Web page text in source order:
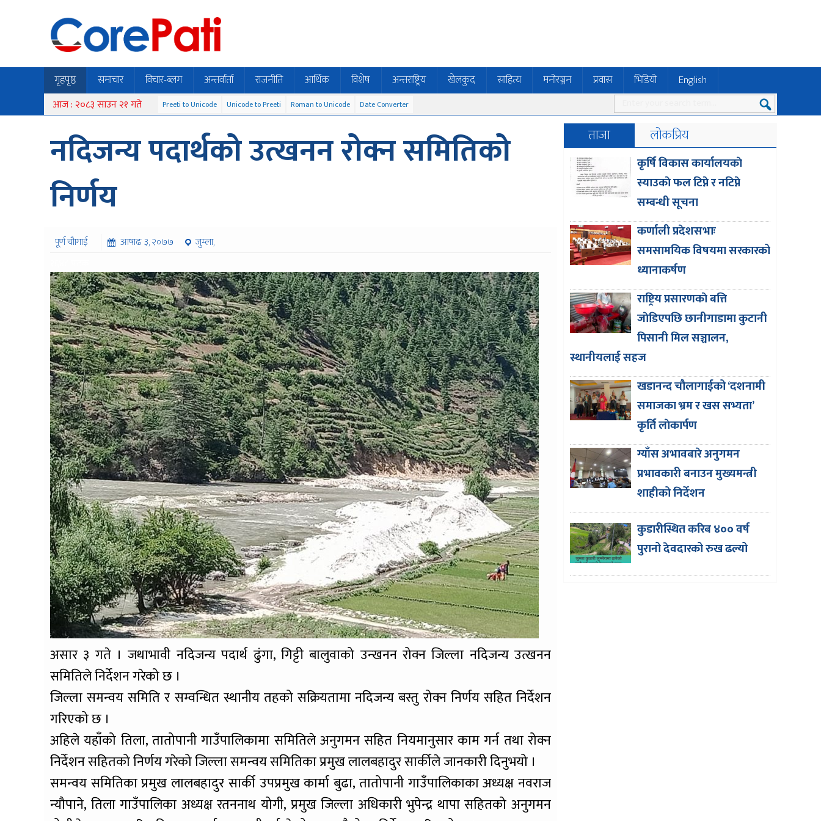
गृहपृष्ठ समाचार विचार-ब्लग अन्तर्वार्ता राजनीति आर्थिक विशेष अन्तराष्ट्रिय खेलकुद साहित्य मनोरञ्जन प्रवास भिडियो English
आज : २०८३ साउन २१ गते Preeti to Unicode Unicode to Preeti Roman to Unicode Date Converter
नदिजन्य पदार्थको उत्खनन रोक्न समितिको
निर्णय
पूर्ण चौागाई आषाढ ३, २०७७
जुम्ला,
असार ३ गते । जथाभावी नदिजन्य पदार्थ ढुंगा, गिट्टी बालुवाको उन्खनन रोक्न जिल्ला नदिजन्य उत्खनन
समितिले निर्देशन गरेको छ ।
जिल्ला समन्वय समिति र सम्वन्धित स्थानीय तहको सक्रियतामा नदिजन्य बस्तु रोक्न निर्णय सहित निर्देशन
गरिएको छ ।
अहिले यहाँको तिला, तातोपानी गाउँपालिकामा समितिले अनुगमन सहित नियमानुसार काम गर्न तथा रोक्न
निर्देशन सहितको निर्णय गरेको जिल्ला समन्वय समितिका प्रमुख लालबहादुर सार्कीले जानकारी दिनुभयो ।
समन्वय समितिका प्रमुख लालबहादुर सार्की उपप्रमुख कार्मा बुढा, तातोपानी गाउँपालिकाका अध्यक्ष नवराज
न्यौपाने, तिला गाउँपालिका अध्यक्ष रतननाथ योगी, प्रमुख जिल्ला अधिकारी भुपेन्द्र थापा सहितको अनुगमन
ताजा लोकप्रिय
कृर्षि विकास कार्यालयकाे
स्याउकाे फल टिप्ने र नटिप्ने
सम्बन्धी सूचना
कर्णाली प्रदेशसभाः
समसामयिक विषयमा सरकारको
ध्यानाकर्षण
राष्ट्रिय प्रसारणकाे बत्ति
जाेडिएपछि छानीगाडामा कुटानी
पिसानी मिल सञ्चालन,
स्थानीयलाई सहज
खडानन्द चौलागाईको ‘दशनामी
समाजका भ्रम र खस सभ्यता’
कृर्ति लाेकार्पण
ग्याँस अभावबारे अनुगमन
प्रभावकारी बनाउन मुख्यमन्त्री
शाहीको निर्देशन
कुडारीस्थित करिब ४०० वर्ष
पुरानो देवदारको रुख ढल्यो